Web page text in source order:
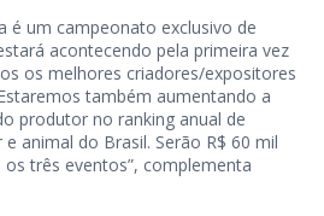
é um campeonato exclusivo de
acontecendo pela primeira vez
os melhores criadores/expositores
também aumentando a
produtor no ranking anual de
animal do Brasil. Serão R$ 60 mil
três eventos”, complementa